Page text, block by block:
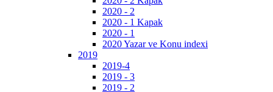
2020 - 2
2020 - 1 Kapak
2020 - 1
2020 Yazar ve Konu indexi
2019
2019-4
2019 - 3
2019 - 2